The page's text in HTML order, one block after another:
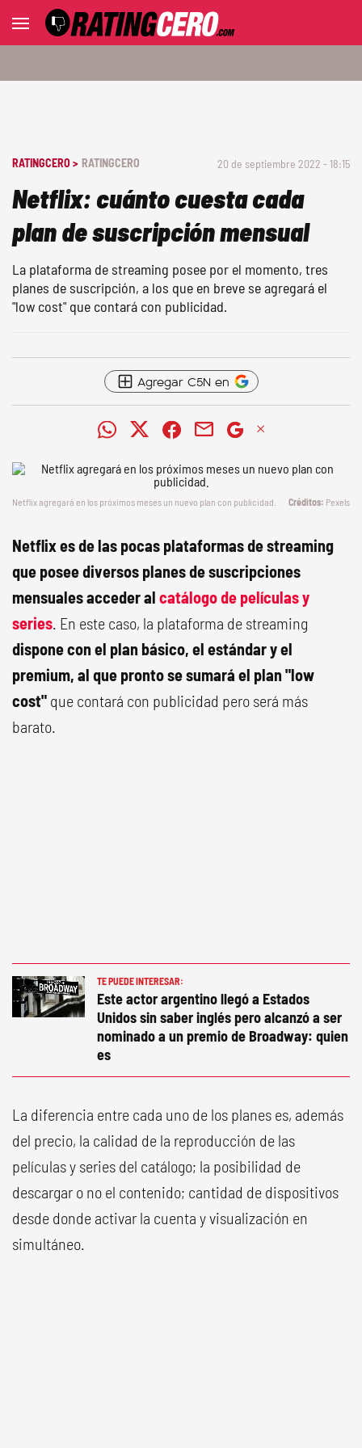
RATINGCERO > RATINGCERO 20 de septiembre 2022 - 18:15
Netflix: cuánto cuesta cada
plan de suscripción mensual
La plataforma de streaming posee por el momento, tres
planes de suscripción, a los que en breve se agregará el
"low cost" que contará con publicidad.
Agregar C5N en
Netflix agregará en los próximos meses un nuevo plan con publicidad. Pexels
Netflix es de las pocas plataformas de streaming
que posee diversos planes de suscripciones
mensuales acceder al catálogo de películas y
series. En este caso, la plataforma de streaming
dispone con el plan básico, el estándar y el
premium, al que pronto se sumará el plan "low
cost" que contará con publicidad pero será más
barato.
TE PUEDE INTERESAR:
Este actor argentino llegó a Estados
Unidos sin saber inglés pero alcanzó a ser
nominado a un premio de Broadway: quien
es
La diferencia entre cada uno de los planes es, además
del precio, la calidad de la reproducción de las
películas y series del catálogo; la posibilidad de
descargar o no el contenido; cantidad de dispositivos
desde donde activar la cuenta y visualización en
simultáneo.